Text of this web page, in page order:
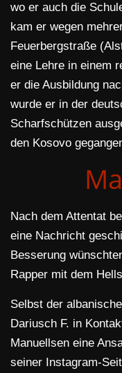
wo er auch die
kam er wegen
Feuerbergstraße
eine Lehre in einem
er die Ausbildung
wurde er in der
Scharfschützen
den Kosovo
Nach dem Attentat
eine Nachricht
Besserung
Rapper mit dem
Selbst der
Dariusch F. in
Manuellsen eine
seiner Instagram-